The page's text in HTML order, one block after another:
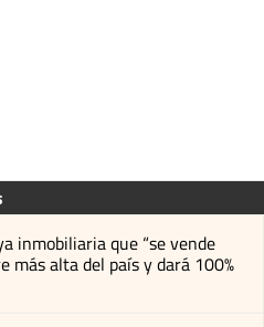
inmobiliaria que “se vende
más alta del país y dará 100%